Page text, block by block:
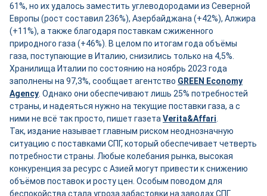
61%, но их удалось заместить углеводородами из Северной
Европы (рост составил 236%), Азербайджана (+42%), Алжира
(+11%), а также благодаря поставкам сжиженного
природного газа (+46%). В целом по итогам года объёмы
газа, поступающие в Италию, снизились только на 4,5%.
Хранилища Италии по состоянию на ноябрь 2023 года
заполнены на 97,3%, сообщает агентство GREEN Economy
Agency. Однако они обеспечивают лишь 25% потребностей
страны, и надеяться нужно на текущие поставки газа, а с
ними не всё так просто, пишет газетаVerita&Affari.
Так, издание называет главным риском неоднозначную
ситуацию с поставками СПГ, который обеспечивает четверть
потребности страны. Любые колебания рынка, высокая
конкуренция за ресурс с Азией могут привести к снижению
объёмов поставок и росту цен. Особым поводом для
беспокойства стала угроза забастовки на заводах СПГ